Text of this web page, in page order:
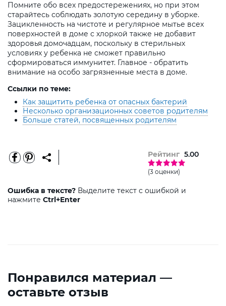
Помните обо всех предостережениях, но при этом
старайтесь соблюдать золотую середину в уборке.
Зацикленность на чистоте и регулярное мытье всех
поверхностей в доме с хлоркой также не добавит
здоровья домочадцам, поскольку в стерильных
условиях у ребенка не сможет правильно
сформироваться иммунитет. Главное - обратить
внимание на особо загрязненные места в доме.
Ссылки по теме:
Как защитить ребенка от опасных бактерий
Несколько организационных советов родителям
Больше статей, посвященных родителям
Рейтинг 5.00
(3 оценки)
Ошибка в тексте? Выделите текст с ошибкой и
нажмите Ctrl+Enter
Понравился материал —
оставьте отзыв